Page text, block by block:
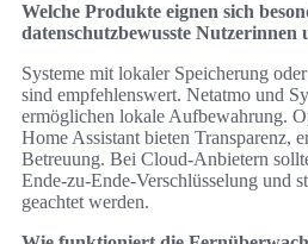
Welche Produkte eignen sich
datenschutzbewusste Nutzerinnen
Systeme mit lokaler Speicherung
sind empfehlenswert. Netatmo und
ermöglichen lokale Aufbewahrung.
Home Assistant bieten Transparenz,
Betreuung. Bei Cloud‑Anbietern
Ende‑zu‑Ende‑Verschlüsselung und
geachtet werden.